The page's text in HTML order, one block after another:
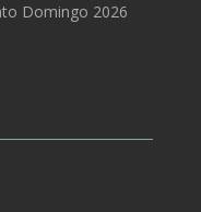
Domingo 2026